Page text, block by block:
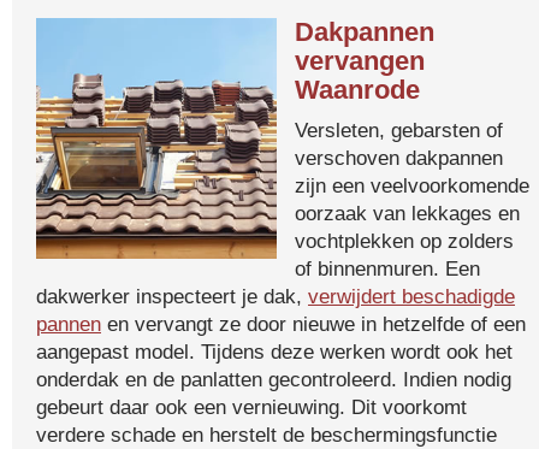
Dakpannen
vervangen
Waanrode
Versleten, gebarsten of
verschoven dakpannen
zijn een veelvoorkomende
oorzaak van lekkages en
vochtplekken op zolders
of binnenmuren. Een
dakwerker inspecteert je dak, verwijdert beschadigde
pannen en vervangt ze door nieuwe in hetzelfde of een
aangepast model. Tijdens deze werken wordt ook het
onderdak en de panlatten gecontroleerd. Indien nodig
gebeurt daar ook een vernieuwing. Dit voorkomt
verdere schade en herstelt de beschermingsfunctie